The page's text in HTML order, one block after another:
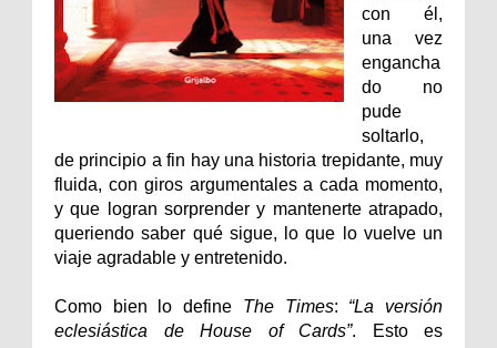
con él,
una vez
engancha
do no
pude
soltarlo,
de principio a fin hay una historia trepidante, muy
fluida, con giros argumentales a cada momento,
y que logran sorprender y mantenerte atrapado,
queriendo saber qué sigue, lo que lo vuelve un
viaje agradable y entretenido.
Como bien lo define The Times: “La versión
eclesiástica de House of Cards”. Esto es